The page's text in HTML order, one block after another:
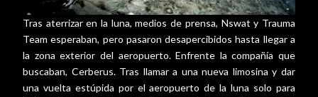
Tras aterrizar en la luna, medios de prensa, Nswat y Trauma
Team esperaban, pero pasaron desapercibidos hasta llegar a
la zona exterior del aeropuerto. Enfrente la compañía que
buscaban, Cerberus. Tras llamar a una nueva limosina y dar
una vuelta estúpida por el aeropuerto de la luna solo para